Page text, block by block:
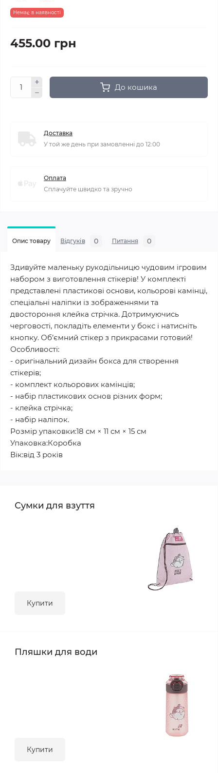
Немає в наявності
455.00 грн
До кошика
Доставка
У той же день при замовленні до 12:00
Оплата
Сплачуйте швидко та зручно
Опис товару Відгуків 0 Питання 0
Здивуйте маленьку рукодільницю чудовим ігровим
набором з виготовлення стікерів! У комплекті
представлені пластикові основи, кольорові камінці,
спеціальні наліпки із зображеннями та
двостороння клейка стрічка. Дотримуючись
черговості, покладіть елементи у бокс і натисніть
кнопку. Об’ємний стікер з прикрасами готовий!
Особливості:
- оригінальний дизайн бокса для створення
стікерів;
- комплект кольорових камінців;
- набір пластикових основ різних форм;
- клейка стрічка;
- набір наліпок.
Розмір упаковки:18 см × 11 см × 15 см
Упаковка:Коробка
Вік:від 3 років
Сумки для взуття
Купити
Пляшки для води
Купити